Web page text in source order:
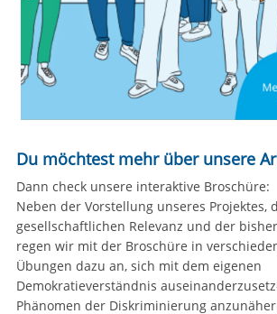
Du möchtest mehr über unsere
Dann check unsere interaktive Broschüre:
Neben der Vorstellung unseres Projektes,
gesellschaftlichen Relevanz und der
regen wir mit der Broschüre in
Übungen dazu an, sich mit dem eigenen
Demokratieverständnis
Phänomen der Diskriminierung